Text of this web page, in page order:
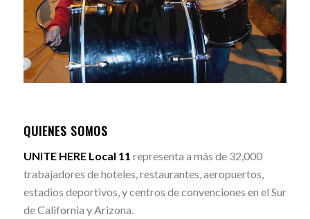
QUIENES SOMOS
UNITE HERE Local 11 representa a más de 32,000
trabajadores de hoteles, restaurantes, aeropuertos,
estadios deportivos, y centros de convenciones en el Sur
de California y Arizona.